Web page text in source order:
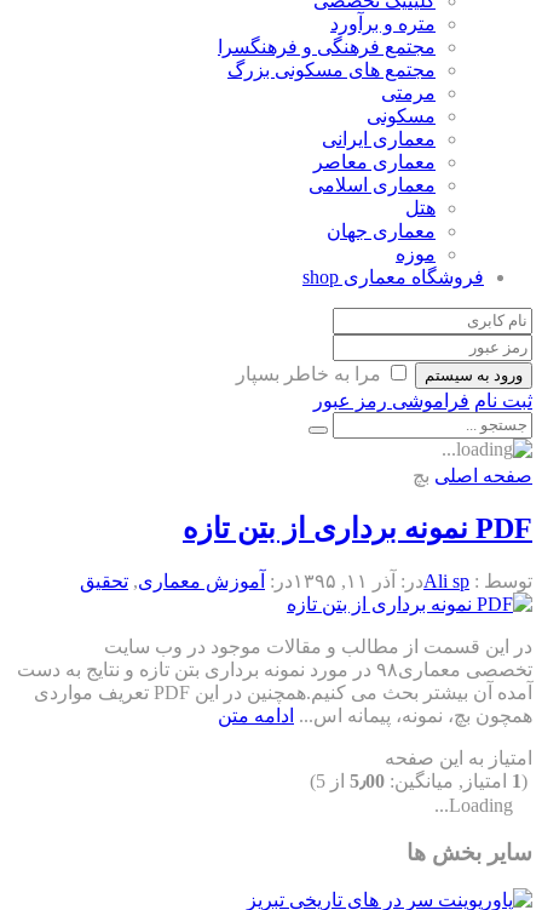
متره و برآورد
مجتمع فرهنگی و فرهنگسرا
مجتمع های مسکونی بزرگ
مرمتی
مسکونی
معماری ایرانی
معماری معاصر
معماری اسلامی
هتل
معماری جهان
موزه
فروشگاه معماری shop
ورود به سیستم
مرا به خاطر بسپار
ثبت نام فراموشی رمز عبور
صفحه اصلی بچ
PDF نمونه برداری از بتن تازه
توسط : Ali spدر: آذر ۱۱, ۱۳۹۵ در: آموزش معماری, تحقیق
در این قسمت از مطالب و مقالات موجود در وب سایت
تخصصی معماری۹۸ در مورد نمونه برداری بتن تازه و نتایج به دست
آمده آن بیشتر بحث می کنیم.همچنین در این PDF تعریف مواردی
همچون بچ، نمونه، پیمانه اس... ادامه متن
امتیاز به این صفحه
(
1 امتیاز, میانگین: 5٫00 از 5)
Loading...
سایر بخش ها